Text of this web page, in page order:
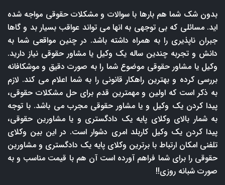
بدون شک شما هم بارها با سوالات و مشکلات حقوقی مواجه شده
اید. مسائلی که بی توجهی به انها می تواند عواقب بسیار بد و گاها
جبران ناپذیری را به همراه داشته باشد. در چنین مواقعی شما به
دانش و تجربه چندین ساله یک وکیل یا مشاور حقوقی نیاز دارید.
وکیل یا مشاور حقوقی موضوع شما را به صورت دقیق و موشکافانه
بررسی کرده و بهترین راهکار قانونی را به شما اعلام می کند. لازم
به ذکر است که اولین و مهمترین قدم برای حل مشکلات حقوقی،
پیدا کردن یک وکیل و یا مشاور حقوقی مجرب می باشد. با توجه
به شمار بالای وکلای پایه یک دادگستری و یا مشاورین حقوقی،
پیدا کردن یک وکیل کاربلد امری دشوار است. در این بین وکلای
تلفنی امکان ارتباط با برترین وکلای پایه یک دادگستری و مشاورین
حقوقی را برای شما فراهم آورده است آن هم با قیمت مناسب و به
صورت شبانه روزی!!